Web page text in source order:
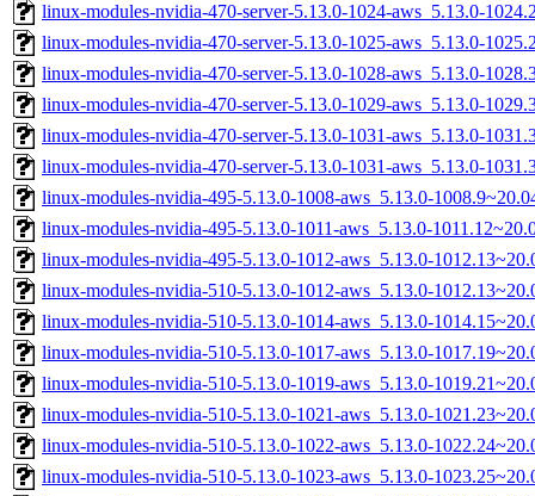
linux-modules-nvidia-470-server-5.13.0-1024-aws_5.13.0-
linux-modules-nvidia-470-server-5.13.0-1025-aws_5.13.0-
linux-modules-nvidia-470-server-5.13.0-1028-aws_5.13.0-
linux-modules-nvidia-470-server-5.13.0-1029-aws_5.13.0-
linux-modules-nvidia-470-server-5.13.0-1031-aws_5.13.0-
linux-modules-nvidia-470-server-5.13.0-1031-aws_5.13.0-
linux-modules-nvidia-495-5.13.0-1008-aws_5.13.0-
linux-modules-nvidia-495-5.13.0-1011-aws_5.13.0-
linux-modules-nvidia-495-5.13.0-1012-aws_5.13.0-
linux-modules-nvidia-510-5.13.0-1012-aws_5.13.0-
linux-modules-nvidia-510-5.13.0-1014-aws_5.13.0-
linux-modules-nvidia-510-5.13.0-1017-aws_5.13.0-
linux-modules-nvidia-510-5.13.0-1019-aws_5.13.0-
linux-modules-nvidia-510-5.13.0-1021-aws_5.13.0-
linux-modules-nvidia-510-5.13.0-1022-aws_5.13.0-
linux-modules-nvidia-510-5.13.0-1023-aws_5.13.0-